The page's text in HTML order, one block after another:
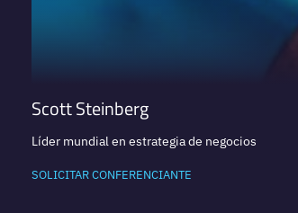
Scott Steinberg
Líder mundial en estrategia de negocios
SOLICITAR CONFERENCIANTE